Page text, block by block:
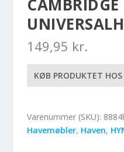
CAMBRIDGE
149,95 kr.
KØB PRODUKTET
Varenummer (SKU):
Havemøbler, Haven,